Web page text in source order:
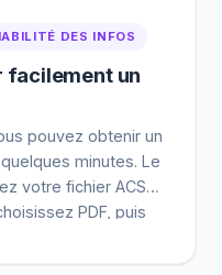
DES INFOS
facilement un
pouvez obtenir un
minutes. Le
votre fichier ACSM
PDF, puis
le rendu sur